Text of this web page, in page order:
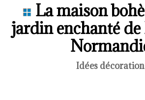
La maison
jardin enchanté de
Idées décoration